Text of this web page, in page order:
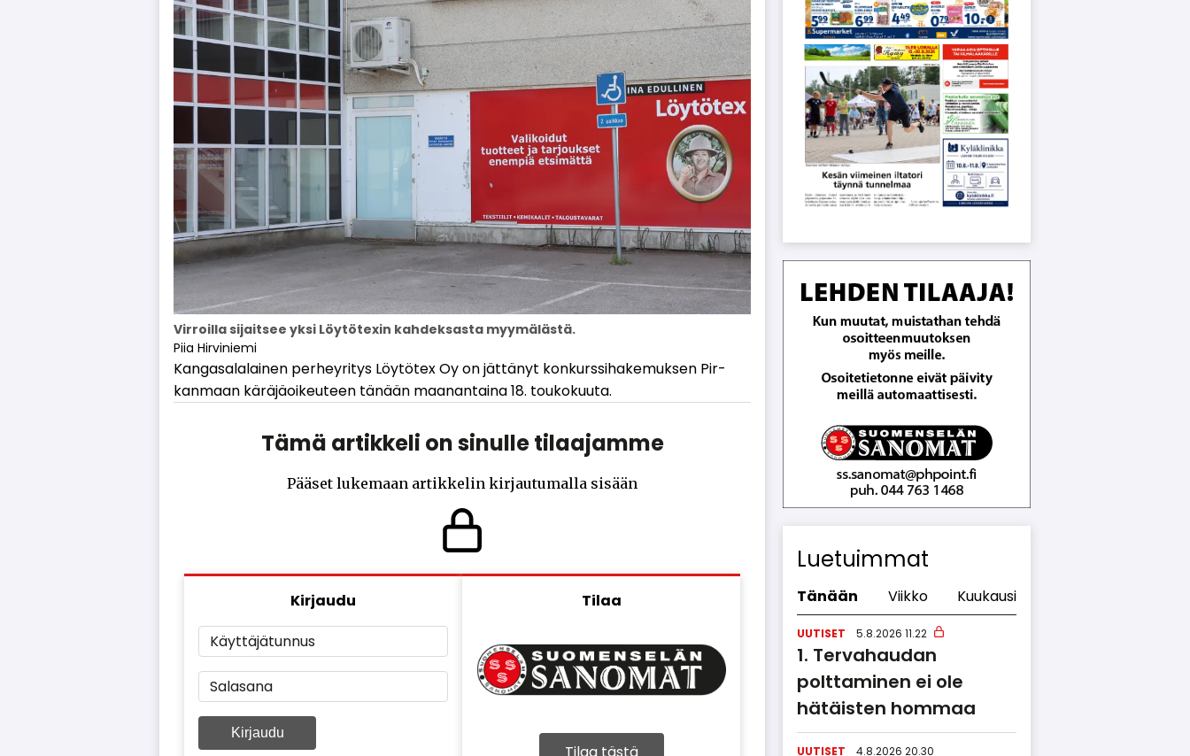
Virroilla sijaitsee yksi Löytötexin kahdeksasta myymälästä.
Piia Hirviniemi
Kan­ga­sa­la­lai­nen per­hey­ri­tys Löy­tö­tex Oy on jät­tä­nyt kon­kurs­si­ha­ke­muk­sen Pir­
kan­maan kä­rä­jä­oi­keu­teen tä­nään maa­nan­tai­na 18. tou­ko­kuu­ta.
Tämä artikkeli on sinulle tilaajamme
Pääset lukemaan artikkelin kirjautumalla sisään
Kirjaudu
Käyttäjätunnus
Salasana
Kirjaudu
Tilaa
Luetuimmat
Tänään Viikko Kuukausi
UUTISET 5.8.2026 11.22
Tervahaudan
polttaminen ei ole
hätäisten hommaa
UUTISET 4.8.2026 20.30